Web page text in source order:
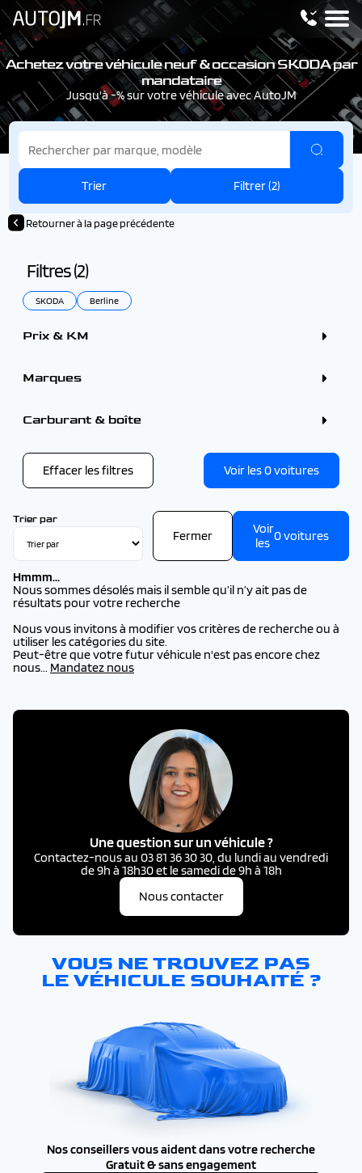
Achetez votre véhicule neuf & occasion SKODA par
mandataire
Jusqu'à -% sur votre véhicule avec AutoJM
Trier Filtrer (2)
Retourner à la page précédente
Filtres (2)
SKODA Berline
Prix & KM
Marques
CITROEN (17)
DS (16)
PEUGEOT (36)
Carburant & boîte
Effacer les filtres Voir les0voitures
Trier par
Fermer
Voir
les 0voitures
Hmmm...
Nous sommes désolés mais il semble qu’il n’y ait pas de
résultats pour votre recherche
Nous vous invitons à modifier vos critères de recherche ou à
utiliser les catégories du site.
Peut-être que votre futur véhicule n'est pas encore chez
nous... Mandatez nous
Une question sur un véhicule ?
Contactez-nous au 03 81 36 30 30, du lundi au vendredi
de 9h à 18h30 et le samedi de 9h à 18h
Nous contacter
VOUS NE TROUVEZ PAS
LE VÉHICULE SOUHAITÉ ?
Nos conseillers vous aident dans votre recherche
Gratuit & sans engagement